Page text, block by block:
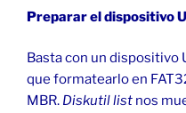
Preparar el dispositivo
Basta con un dispositivo
que formatearlo en
MBR. Diskutil list nos